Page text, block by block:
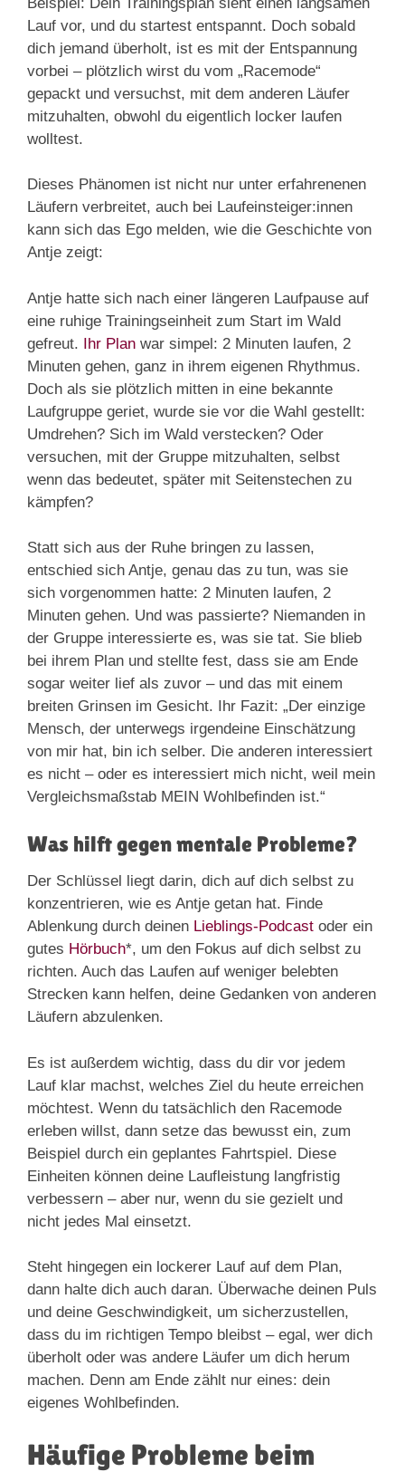
Lauf vor, und du startest entspannt. Doch sobald
dich jemand überholt, ist es mit der Entspannung
vorbei – plötzlich wirst du vom „Racemode“
gepackt und versuchst, mit dem anderen Läufer
mitzuhalten, obwohl du eigentlich locker laufen
wolltest.
Dieses Phänomen ist nicht nur unter erfahrenenen
Läufern verbreitet, auch bei Laufeinsteiger:innen
kann sich das Ego melden, wie die Geschichte von
Antje zeigt:
Antje hatte sich nach einer längeren Laufpause auf
eine ruhige Trainingseinheit zum Start im Wald
gefreut. Ihr Plan war simpel: 2 Minuten laufen, 2
Minuten gehen, ganz in ihrem eigenen Rhythmus.
Doch als sie plötzlich mitten in eine bekannte
Laufgruppe geriet, wurde sie vor die Wahl gestellt:
Umdrehen? Sich im Wald verstecken? Oder
versuchen, mit der Gruppe mitzuhalten, selbst
wenn das bedeutet, später mit Seitenstechen zu
kämpfen?
Statt sich aus der Ruhe bringen zu lassen,
entschied sich Antje, genau das zu tun, was sie
sich vorgenommen hatte: 2 Minuten laufen, 2
Minuten gehen. Und was passierte? Niemanden in
der Gruppe interessierte es, was sie tat. Sie blieb
bei ihrem Plan und stellte fest, dass sie am Ende
sogar weiter lief als zuvor – und das mit einem
breiten Grinsen im Gesicht. Ihr Fazit: „Der einzige
Mensch, der unterwegs irgendeine Einschätzung
von mir hat, bin ich selber. Die anderen interessiert
es nicht – oder es interessiert mich nicht, weil mein
Vergleichsmaßstab MEIN Wohlbefinden ist.“
Was hilft gegen mentale Probleme?
Der Schlüssel liegt darin, dich auf dich selbst zu
konzentrieren, wie es Antje getan hat. Finde
Ablenkung durch deinen Lieblings-Podcast oder ein
gutes Hörbuch*, um den Fokus auf dich selbst zu
richten. Auch das Laufen auf weniger belebten
Strecken kann helfen, deine Gedanken von anderen
Läufern abzulenken.
Es ist außerdem wichtig, dass du dir vor jedem
Lauf klar machst, welches Ziel du heute erreichen
möchtest. Wenn du tatsächlich den Racemode
erleben willst, dann setze das bewusst ein, zum
Beispiel durch ein geplantes Fahrtspiel. Diese
Einheiten können deine Laufleistung langfristig
verbessern – aber nur, wenn du sie gezielt und
nicht jedes Mal einsetzt.
Steht hingegen ein lockerer Lauf auf dem Plan,
dann halte dich auch daran. Überwache deinen Puls
und deine Geschwindigkeit, um sicherzustellen,
dass du im richtigen Tempo bleibst – egal, wer dich
überholt oder was andere Läufer um dich herum
machen. Denn am Ende zählt nur eines: dein
eigenes Wohlbefinden.
Häufige Probleme beim